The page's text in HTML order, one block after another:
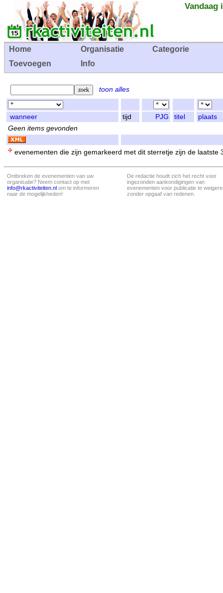
Vandaag
Home Organisatie
Categorie
Toevoegen
Info
toon alles
wanneer tijd PJG titel
plaats
Geen items gevonden
evenementen die zijn gemarkeerd met dit sterretje zijn de laatste
Ontbreken de evenementen van uw
organisatie? Neem contact op met
info@rkactiviteiten.nl om te informeren
naar de mogelijkheden!
De redactie houdt zich het recht voor
ingezonden aankondigingen van
evenementen voor publicatie te
zonder opgaaf van redenen.